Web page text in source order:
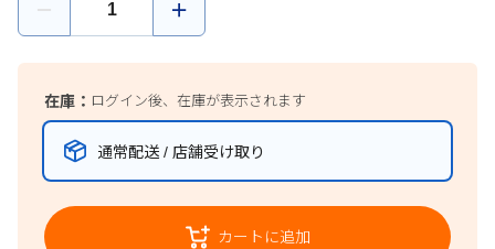
在庫： ログイン後、在庫が表示されます
通常配送 / 店舗受け取り
カートに追加